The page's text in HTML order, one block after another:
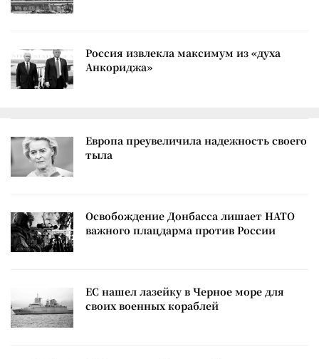
Россия извлекла максимум из «духа
Анкориджа»
Европа преувеличила надежность своего
тыла
Освобождение Донбасса лишает НАТО
важного плацдарма против России
ЕС нашел лазейку в Черное море для
своих военных кораблей